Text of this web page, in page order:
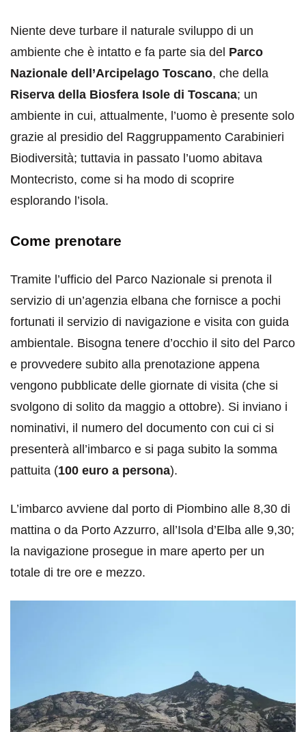
Niente deve turbare il naturale sviluppo di un
ambiente che è intatto e fa parte sia del Parco
Nazionale dell’Arcipelago Toscano, che della
Riserva della Biosfera Isole di Toscana; un
ambiente in cui, attualmente, l’uomo è presente solo
grazie al presidio del Raggruppamento Carabinieri
Biodiversità; tuttavia in passato l’uomo abitava
Montecristo, come si ha modo di scoprire
esplorando l’isola.
Come prenotare
Tramite l’ufficio del Parco Nazionale si prenota il
servizio di un’agenzia elbana che fornisce a pochi
fortunati il servizio di navigazione e visita con guida
ambientale. Bisogna tenere d’occhio il sito del Parco
e provvedere subito alla prenotazione appena
vengono pubblicate delle giornate di visita (che si
svolgono di solito da maggio a ottobre). Si inviano i
nominativi, il numero del documento con cui ci si
presenterà all’imbarco e si paga subito la somma
pattuita (100 euro a persona).
L’imbarco avviene dal porto di Piombino alle 8,30 di
mattina o da Porto Azzurro, all’Isola d’Elba alle 9,30;
la navigazione prosegue in mare aperto per un
totale di tre ore e mezzo.